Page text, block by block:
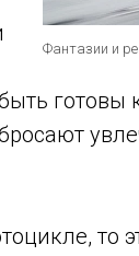
Фантазии и
готовы
то